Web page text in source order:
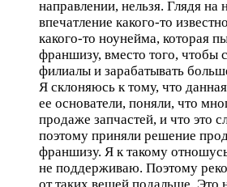
направлении, нельзя. Глядя на
впечатление какого-то
какого-то ноунейма, которая
франшизу, вместо того, чтобы
филиалы и зарабатывать
Я склоняюсь к тому, что
ее основатели, поняли, что
продаже запчастей, и что это
поэтому приняли решение
франшизу. Я к такому
не поддерживаю. Поэтому